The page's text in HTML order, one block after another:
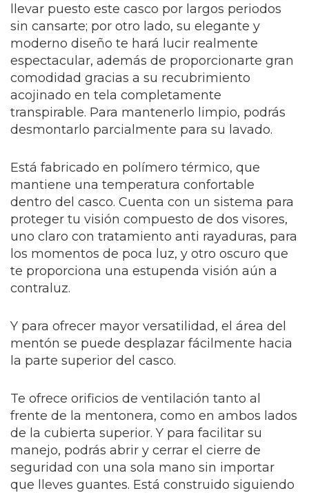
llevar puesto este casco por largos periodos
sin cansarte; por otro lado, su elegante y
moderno diseño te hará lucir realmente
espectacular, además de proporcionarte gran
comodidad gracias a su recubrimiento
acojinado en tela completamente
transpirable. Para mantenerlo limpio, podrás
desmontarlo parcialmente para su lavado.
Está fabricado en polímero térmico, que
mantiene una temperatura confortable
dentro del casco. Cuenta con un sistema para
proteger tu visión compuesto de dos visores,
uno claro con tratamiento anti rayaduras, para
los momentos de poca luz, y otro oscuro que
te proporciona una estupenda visión aún a
contraluz.
Y para ofrecer mayor versatilidad, el área del
mentón se puede desplazar fácilmente hacia
la parte superior del casco.
Te ofrece orificios de ventilación tanto al
frente de la mentonera, como en ambos lados
de la cubierta superior. Y para facilitar su
manejo, podrás abrir y cerrar el cierre de
seguridad con una sola mano sin importar
que lleves guantes. Está construido siguiendo